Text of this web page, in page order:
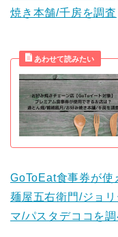
焼き本舗/千房を調査
GoToEat食事券が使
麺屋五右衛門/ジョ
マ/パスタデココを